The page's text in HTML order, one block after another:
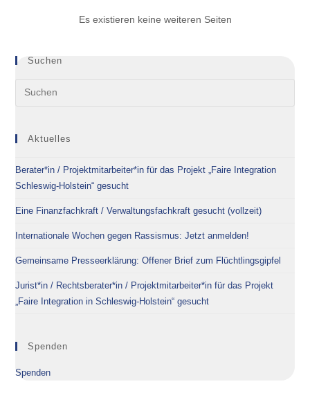
Es existieren keine weiteren Seiten
Suchen
Aktuelles
Berater*in / Projektmitarbeiter*in für das Projekt „Faire Integration
Schleswig-Holstein“ gesucht
Eine Finanzfachkraft / Verwaltungsfachkraft gesucht (vollzeit)
Internationale Wochen gegen Rassismus: Jetzt anmelden!
Gemeinsame Presseerklärung: Offener Brief zum Flüchtlingsgipfel
Jurist*in / Rechtsberater*in / Projektmitarbeiter*in für das Projekt
„Faire Integration in Schleswig-Holstein“ gesucht
Spenden
Spenden